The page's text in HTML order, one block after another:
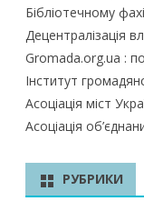
Бібліотечному
Децентралізація
Gromada.org.ua :
Інститут
Асоціація міст
Асоціація
РУБРИКИ